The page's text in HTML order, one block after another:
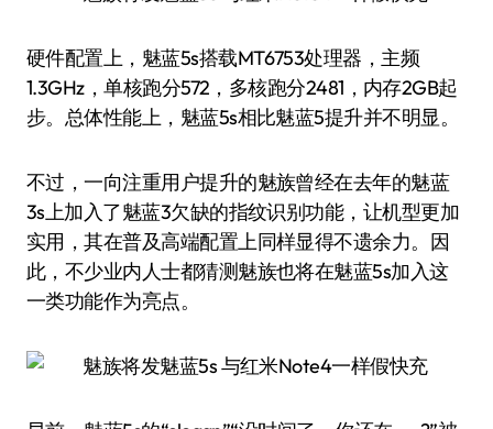
硬件配置上，魅蓝5s搭载MT6753处理器，主频
1.3GHz，单核跑分572，多核跑分2481，内存2GB起
步。总体性能上，魅蓝5s相比魅蓝5提升并不明显。
不过，一向注重用户提升的魅族曾经在去年的魅蓝
3s上加入了魅蓝3欠缺的指纹识别功能，让机型更加
实用，其在普及高端配置上同样显得不遗余力。因
此，不少业内人士都猜测魅族也将在魅蓝5s加入这
一类功能作为亮点。